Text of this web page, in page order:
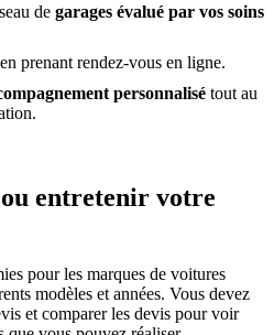
de garages évalué par vos soins
en prenant rendez-vous en ligne.
personnalisé tout au
entretenir votre
pour les marques de voitures
modèles et années. Vous devez
et comparer les devis pour voir